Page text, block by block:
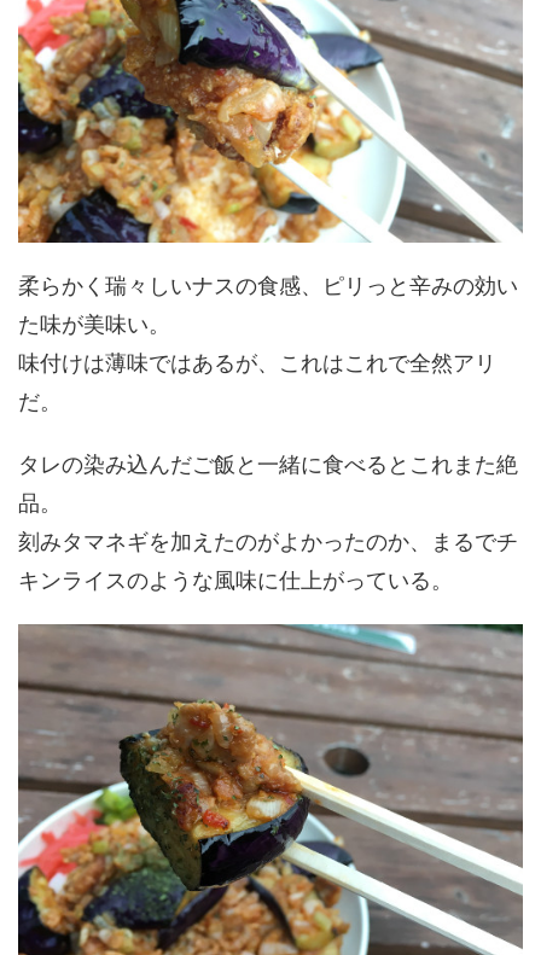
柔らかく瑞々しいナスの食感、ピリっと辛みの効い
た味が美味い。
味付けは薄味ではあるが、これはこれで全然アリ
だ。
タレの染み込んだご飯と一緒に食べるとこれまた絶
品。
刻みタマネギを加えたのがよかったのか、まるでチ
キンライスのような風味に仕上がっている。